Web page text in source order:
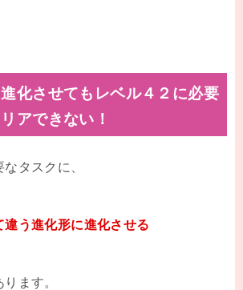
化させてもレベル４２に必要
アできない！
タスクに、
違う進化形に進化させる
ます。